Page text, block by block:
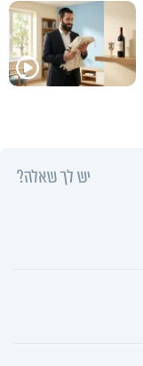
יש לך שאלה?